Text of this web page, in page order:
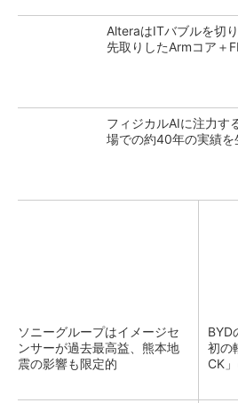
AlteraはITバブルを切
先取りしたArmコア＋
フィジカルAIに注力す
場での約40年の実績を
ソニーグループはイメージセ
ンサーが過去最高益、熊本地
震の影響も限定的
BYD
初の
CK